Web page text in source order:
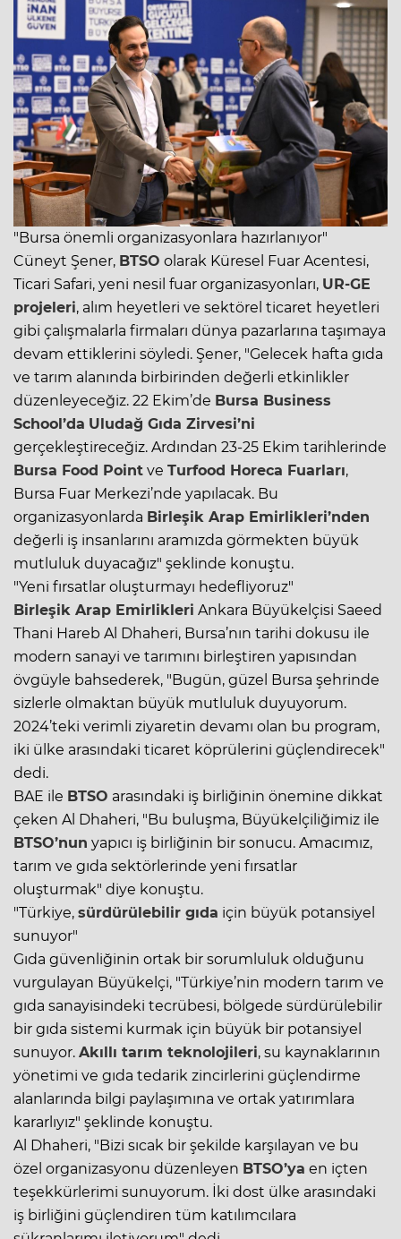
"Bursa önemli organizasyonlara hazırlanıyor"
Cüneyt Şener, BTSO olarak Küresel Fuar Acentesi,
Ticari Safari, yeni nesil fuar organizasyonları, UR-GE
projeleri, alım heyetleri ve sektörel ticaret heyetleri
gibi çalışmalarla firmaları dünya pazarlarına taşımaya
devam ettiklerini söyledi. Şener, "Gelecek hafta gıda
ve tarım alanında birbirinden değerli etkinlikler
düzenleyeceğiz. 22 Ekim’de Bursa Business
School’da Uludağ Gıda Zirvesi’ni
gerçekleştireceğiz. Ardından 23-25 Ekim tarihlerinde
Bursa Food Point ve Turfood Horeca Fuarları,
Bursa Fuar Merkezi’nde yapılacak. Bu
organizasyonlarda Birleşik Arap Emirlikleri’nden
değerli iş insanlarını aramızda görmekten büyük
mutluluk duyacağız" şeklinde konuştu.
"Yeni fırsatlar oluşturmayı hedefliyoruz"
Birleşik Arap Emirlikleri Ankara Büyükelçisi Saeed
Thani Hareb Al Dhaheri, Bursa’nın tarihi dokusu ile
modern sanayi ve tarımını birleştiren yapısından
övgüyle bahsederek, "Bugün, güzel Bursa şehrinde
sizlerle olmaktan büyük mutluluk duyuyorum.
2024’teki verimli ziyaretin devamı olan bu program,
iki ülke arasındaki ticaret köprülerini güçlendirecek"
dedi.
BAE ile BTSO arasındaki iş birliğinin önemine dikkat
çeken Al Dhaheri, "Bu buluşma, Büyükelçiliğimiz ile
BTSO’nun yapıcı iş birliğinin bir sonucu. Amacımız,
tarım ve gıda sektörlerinde yeni fırsatlar
oluşturmak" diye konuştu.
"Türkiye, sürdürülebilir gıda için büyük potansiyel
sunuyor"
Gıda güvenliğinin ortak bir sorumluluk olduğunu
vurgulayan Büyükelçi, "Türkiye’nin modern tarım ve
gıda sanayisindeki tecrübesi, bölgede sürdürülebilir
bir gıda sistemi kurmak için büyük bir potansiyel
sunuyor. Akıllı tarım teknolojileri, su kaynaklarının
yönetimi ve gıda tedarik zincirlerini güçlendirme
alanlarında bilgi paylaşımına ve ortak yatırımlara
kararlıyız" şeklinde konuştu.
Al Dhaheri, "Bizi sıcak bir şekilde karşılayan ve bu
özel organizasyonu düzenleyen BTSO’ya en içten
teşekkürlerimi sunuyorum. İki dost ülke arasındaki
iş birliğini güçlendiren tüm katılımcılara